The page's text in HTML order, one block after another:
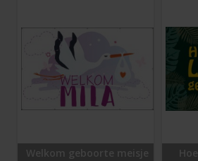
Welkom geboorte meisje